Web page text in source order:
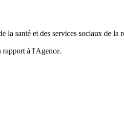
santé et des services sociaux de la
rapport à l'Agence.